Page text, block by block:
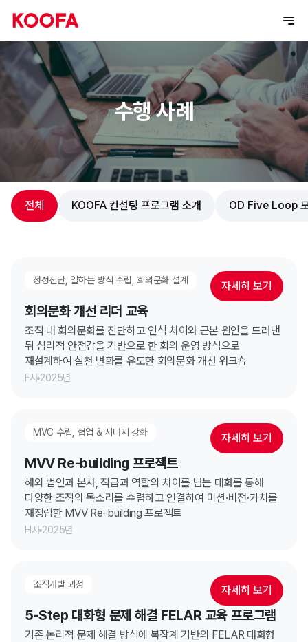
수행 사례
전체 KOOFA 컨설팅 프로그램 소개 OD Five Loop
정성진단, 일하는 방식 수립, 회의문화 설계 자세히 보기
회의문화 개선 리더 교육
조직 내 회의문화를 진단하고 인식 차이와 근본 원인을 드러낸
뒤 심리적 안전감을 기반으로 한 회의 운영 방식으로
재설계하여 실천 변화를 유도한 회의문화 개선 워크숍
F사 2025년
MVC 수립, 협업 & 시너지 강화 자세히 보기
MVV Re-building 프로젝트
해외 법인과 본사, 직급과 역할의 차이를 넘는 대화를 통해
다양한 조직의 목소리를 수렴하고 연결하여 미션·비전·가치를
재정립한 MVV Re-building 프로젝트
H사 2025년
조직개발 과정 자세히 보기
5-Step 대화형 문제 해결 FELAR 교육 프로그램
기존 논리적 문제 해결 방식에 복잡계 기반의 FELAR 대화형